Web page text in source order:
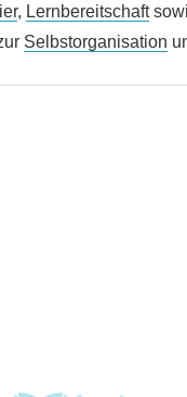
, Lernbereitschaft
Selbstorganisation